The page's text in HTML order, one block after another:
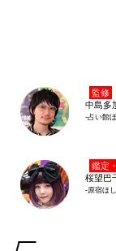
監修
中島多
-占い館
鑑定
桜望巴
-原宿ほ